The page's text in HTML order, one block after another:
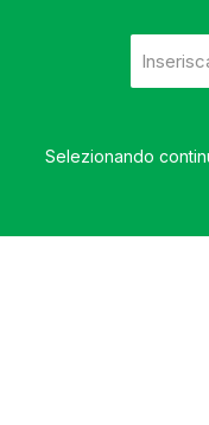
e-
mail
Selezionando